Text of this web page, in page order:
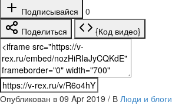
Подписывайся
0
Поделиться
{Код видео}
Опубликован в 09 Apr 2019 / В Люди и блоги